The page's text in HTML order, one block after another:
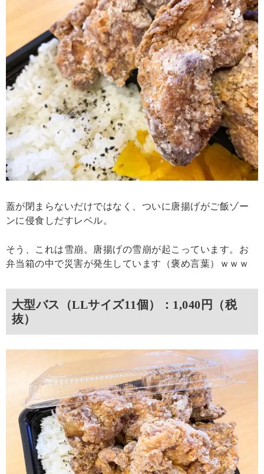
蓋が閉まらないだけではなく、ついに唐揚げがご飯ゾー
ンに侵食しだすレベル。
そう、これは雪崩。唐揚げの雪崩が起こっています。お
弁当箱の中で災害が発生しています（褒め言葉）ｗｗｗ
大型バス（LLサイズ11個）：1,040円（税
抜）